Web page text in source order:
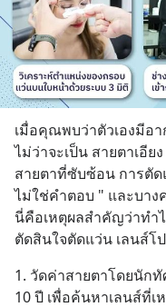
เมื่อคุณพบว่าตัวเองมีอ
ไม่ว่าจะเป็น สายตาเอี
สายตาที่ซับซ้อน การตัด
ไม่ใช่คำตอบ " และบาง
นี่คือเหตุผลสำคัญว่าทำ
ตัดสินใจตัดแว่น เลนส์โ
1. วัดค่าสายตาโดยนัก
10 ปี เพื่อค้นหาเลนส์ที่